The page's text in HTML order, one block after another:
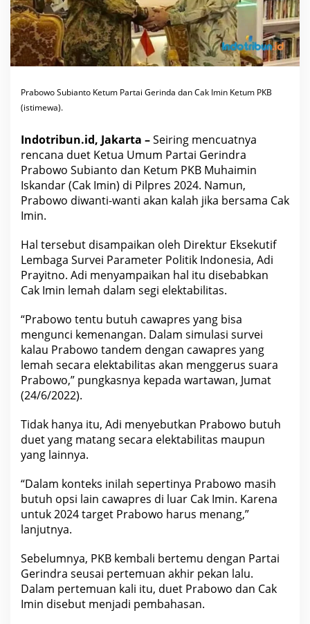
b
o
w
o
D
i
p
t
K
a
l
a
h
i
e
r
d
u
e
t
d
n
g
a
n
C
a
k
I
m
i
Prabowo Subianto Ketum Partai Gerinda dan Cak Imin Ketum PKB
(istimewa).
Indotribun.id, Jakarta –Seiring mencuatnya
rencana duet Ketua Umum Partai Gerindra
Prabowo Subianto dan Ketum PKB Muhaimin
Iskandar (Cak Imin) di Pilpres 2024. Namun,
Prabowo diwanti-wanti akan kalah jika bersama Cak
Imin.
Hal tersebut disampaikan oleh Direktur Eksekutif
Lembaga Survei Parameter Politik Indonesia, Adi
Prayitno. Adi menyampaikan hal itu disebabkan
Cak Imin lemah dalam segi elektabilitas.
“Prabowo tentu butuh cawapres yang bisa
mengunci kemenangan. Dalam simulasi survei
kalau Prabowo tandem dengan cawapres yang
lemah secara elektabilitas akan menggerus suara
Prabowo,” pungkasnya kepada wartawan, Jumat
(24/6/2022).
Tidak hanya itu, Adi menyebutkan Prabowo butuh
duet yang matang secara elektabilitas maupun
yang lainnya.
“Dalam konteks inilah sepertinya Prabowo masih
butuh opsi lain cawapres di luar Cak Imin. Karena
untuk 2024target Prabowo harus menang,”
lanjutnya.
Sebelumnya, PKB kembali bertemu dengan Partai
Gerindra seusai pertemuan akhir pekan lalu.
Dalam pertemuan kali itu, duet Prabowo dan Cak
Imin disebut menjadi pembahasan.